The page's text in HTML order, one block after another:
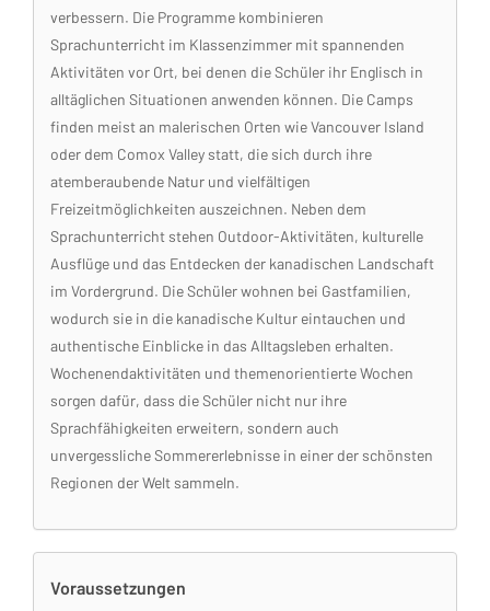
verbessern. Die Programme kombinieren
Sprachunterricht im Klassenzimmer mit spannenden
Aktivitäten vor Ort, bei denen die Schüler ihr Englisch in
alltäglichen Situationen anwenden können. Die Camps
finden meist an malerischen Orten wie Vancouver Island
oder dem Comox Valley statt, die sich durch ihre
atemberaubende Natur und vielfältigen
Freizeitmöglichkeiten auszeichnen. Neben dem
Sprachunterricht stehen Outdoor-Aktivitäten, kulturelle
Ausflüge und das Entdecken der kanadischen Landschaft
im Vordergrund. Die Schüler wohnen bei Gastfamilien,
wodurch sie in die kanadische Kultur eintauchen und
authentische Einblicke in das Alltagsleben erhalten.
Wochenendaktivitäten und themenorientierte Wochen
sorgen dafür, dass die Schüler nicht nur ihre
Sprachfähigkeiten erweitern, sondern auch
unvergessliche Sommererlebnisse in einer der schönsten
Regionen der Welt sammeln.
Voraussetzungen